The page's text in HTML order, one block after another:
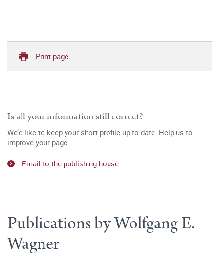
Print page
Is all your information still correct?
We’d like to keep your short profile up to date. Help us to
improve your page.
Email to the publishing house
Publications by Wolfgang E.
Wagner